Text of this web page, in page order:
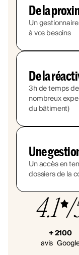
De la
Un
à vos besoins
De la
3h de temps
nombreux
du bâtiment)
Une
Un accès en
dossiers de la
4.1 /
+ 2100
avis